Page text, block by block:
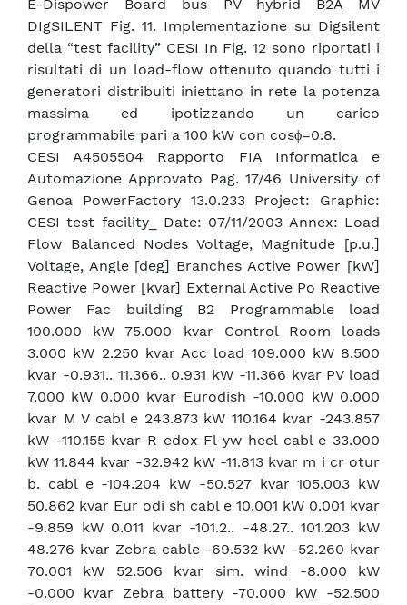
E-Dispower Board bus PV hybrid B2A MV
DIgSILENT Fig. 11. Implementazione su Digsilent
della “test facility” CESI In Fig. 12 sono riportati i
risultati di un load-flow ottenuto quando tutti i
generatori distribuiti iniettano in rete la potenza
massima ed ipotizzando un carico
programmabile pari a 100 kW con cosϕ=0.8.
CESI A4505504 Rapporto FIA Informatica e
Automazione Approvato Pag. 17/46 University of
Genoa PowerFactory 13.0.233 Project: Graphic:
CESI test facility_ Date: 07/11/2003 Annex: Load
Flow Balanced Nodes Voltage, Magnitude [p.u.]
Voltage, Angle [deg] Branches Active Power [kW]
Reactive Power [kvar] External Active Po Reactive
Power Fac building B2 Programmable load
100.000 kW 75.000 kvar Control Room loads
3.000 kW 2.250 kvar Acc load 109.000 kW 8.500
kvar -0.931.. 11.366.. 0.931 kW -11.366 kvar PV load
7.000 kW 0.000 kvar Eurodish -10.000 kW 0.000
kvar M V cabl e 243.873 kW 110.164 kvar -243.857
kW -110.155 kvar R edox Fl yw heel cabl e 33.000
kW 11.844 kvar -32.942 kW -11.813 kvar m i cr otur
b. cabl e -104.204 kW -50.527 kvar 105.003 kW
50.862 kvar Eur odi sh cabl e 10.001 kW 0.001 kvar
-9.859 kW 0.011 kvar -101.2.. -48.27.. 101.203 kW
48.276 kvar Zebra cable -69.532 kW -52.260 kvar
70.001 kW 52.506 kvar sim. wind -8.000 kW
-0.000 kvar Zebra battery -70.000 kW -52.500